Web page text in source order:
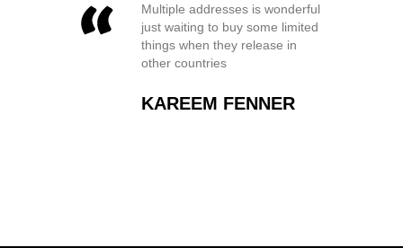
Multiple addresses is wonderful
just waiting to buy some limited
things when they release in
other countries
KAREEM FENNER